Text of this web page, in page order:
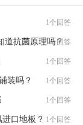
1个回答
道抗菌原理吗？
1个回答
1个回答
装吗？ 1个回答
1个回答
口地板？ 1个回答